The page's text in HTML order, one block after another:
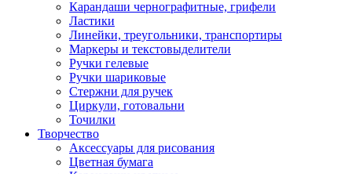
Карандаши чернографитные, грифели
Ластики
Линейки, треугольники, транспортиры
Маркеры и текстовыделители
Ручки гелевые
Ручки шариковые
Стержни для ручек
Циркули, готовальни
Точилки
Творчество
Аксессуары для рисования
Цветная бумага